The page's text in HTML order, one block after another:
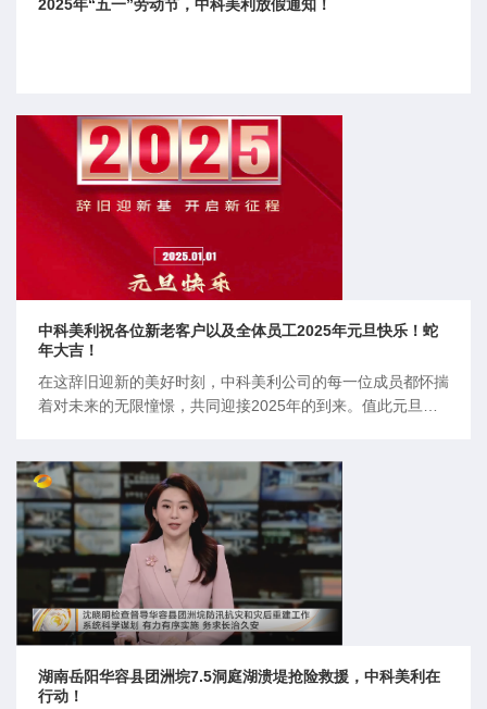
2025年“五一”劳动节，中科美利放假通知！
中科美利祝各位新老客户以及全体员工2025年元旦快乐！蛇
年大吉！
在这辞旧迎新的美好时刻，中科美利公司的每一位成员都怀揣
着对未来的无限憧憬，共同迎接2025年的到来。值此元旦佳
利凭借着卓越的创新精神和不懈的努力，取得了令人瞩目的成
就。在新的一年里，愿我们继续携手
湖南岳阳华容县团洲垸7.5洞庭湖溃堤抢险救援，中科美利在
行动！